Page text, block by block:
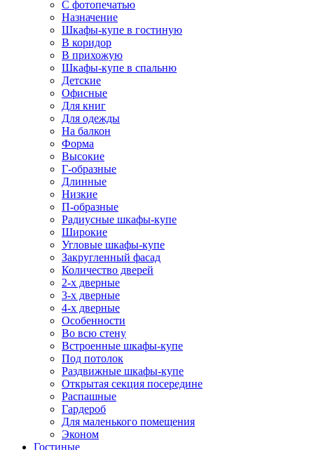
С фотопечатью
Назначение
Шкафы-купе в гостиную
В коридор
В прихожую
Шкафы-купе в спальню
Детские
Офисные
Для книг
Для одежды
На балкон
Форма
Высокие
Г-образные
Длинные
Низкие
П-образные
Радиусные шкафы-купе
Широкие
Угловые шкафы-купе
Закругленный фасад
Количество дверей
2-х дверные
3-х дверные
4-х дверные
Особенности
Во всю стену
Встроенные шкафы-купе
Под потолок
Раздвижные шкафы-купе
Открытая секция посередине
Распашные
Гардероб
Для маленького помещения
Эконом
Гостиные